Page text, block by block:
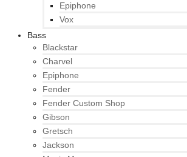
Epiphone
Vox
Bass
Blackstar
Charvel
Epiphone
Fender
Fender Custom Shop
Gibson
Gretsch
Jackson